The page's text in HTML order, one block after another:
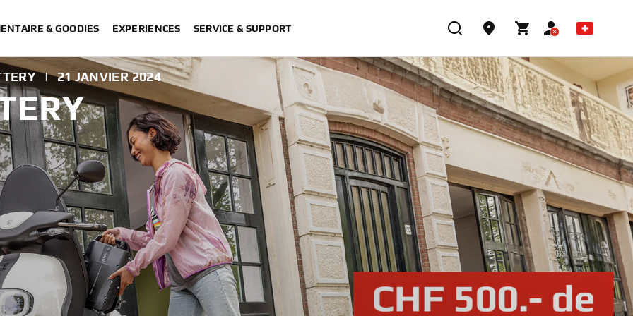
& GOODIES EXPERIENCES SERVICE & SUPPORT
| 21 JANVIER 2024